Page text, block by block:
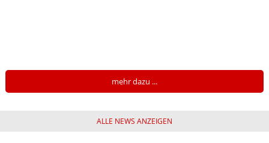
mehr dazu ...
ALLE NEWS ANZEIGEN